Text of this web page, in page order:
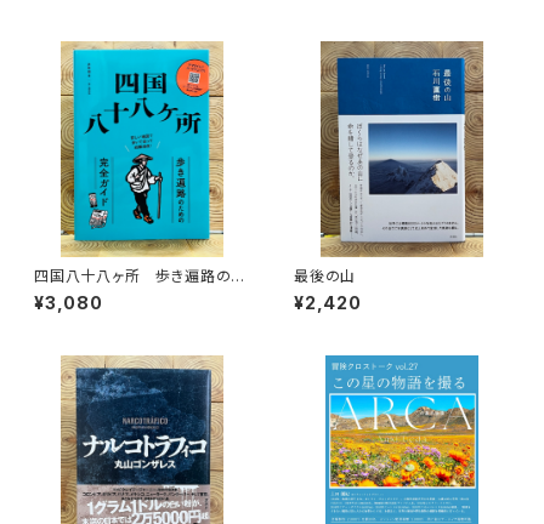
四国八十八ヶ所 歩き遍路のた
めの完全ガイド
¥3,080
最後の山
¥2,420